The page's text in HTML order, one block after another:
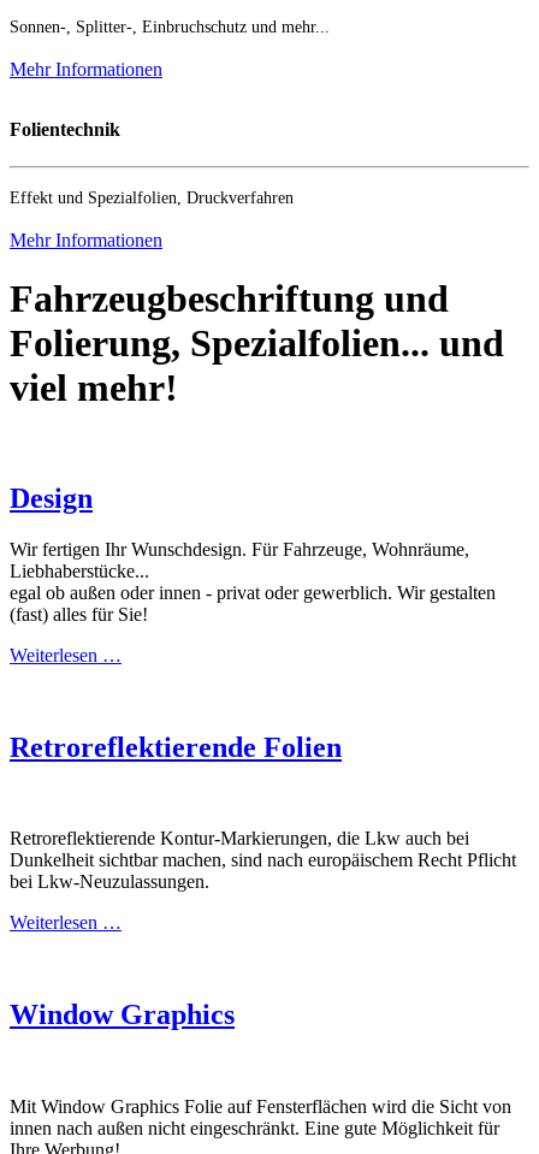
Sonnen-, Splitter-, Einbruchschutz und mehr...
Mehr Informationen
Folientechnik
Effekt und Spezialfolien, Druckverfahren
Mehr Informationen
Fahrzeugbeschriftung und
Folierung, Spezialfolien... und
viel mehr!
Design
Wir fertigen Ihr Wunschdesign. Für Fahrzeuge, Wohnräume,
Liebhaberstücke...
egal ob außen oder innen - privat oder gewerblich. Wir gestalten
(fast) alles für Sie!
Weiterlesen …
Retroreflektierende Folien
Retroreflektierende Kontur-Markierungen, die Lkw auch bei
Dunkelheit sichtbar machen, sind nach europäischem Recht Pflicht
bei Lkw-Neuzulassungen.
Weiterlesen …
Window Graphics
Mit Window Graphics Folie auf Fensterflächen wird die Sicht von
innen nach außen nicht eingeschränkt. Eine gute Möglichkeit für